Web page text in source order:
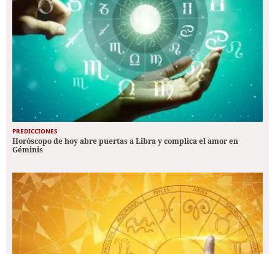
PREDICCIONES
Horóscopo de hoy abre puertas a Libra y complica el amor en
Géminis